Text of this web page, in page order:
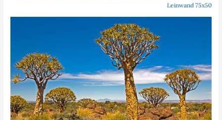
Leinwand 75x50